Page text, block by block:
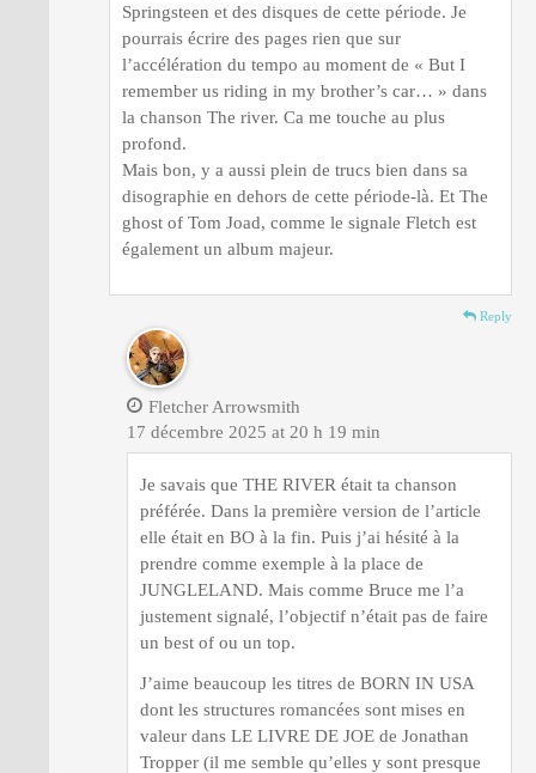
Springsteen et des disques de cette période. Je
pourrais écrire des pages rien que sur
l’accélération du tempo au moment de « But I
remember us riding in my brother’s car… » dans
la chanson The river. Ca me touche au plus
profond.
Mais bon, y a aussi plein de trucs bien dans sa
disographie en dehors de cette période-là. Et The
ghost of Tom Joad, comme le signale Fletch est
également un album majeur.
Reply
Fletcher Arrowsmith
17 décembre 2025 at 20 h 19 min
Je savais que THE RIVER était ta chanson
préférée. Dans la première version de l’article
elle était en BO à la fin. Puis j’ai hésité à la
prendre comme exemple à la place de
JUNGLELAND. Mais comme Bruce me l’a
justement signalé, l’objectif n’était pas de faire
un best of ou un top.
J’aime beaucoup les titres de BORN IN USA
dont les structures romancées sont mises en
valeur dans LE LIVRE DE JOE de Jonathan
Tropper (il me semble qu’elles y sont presque